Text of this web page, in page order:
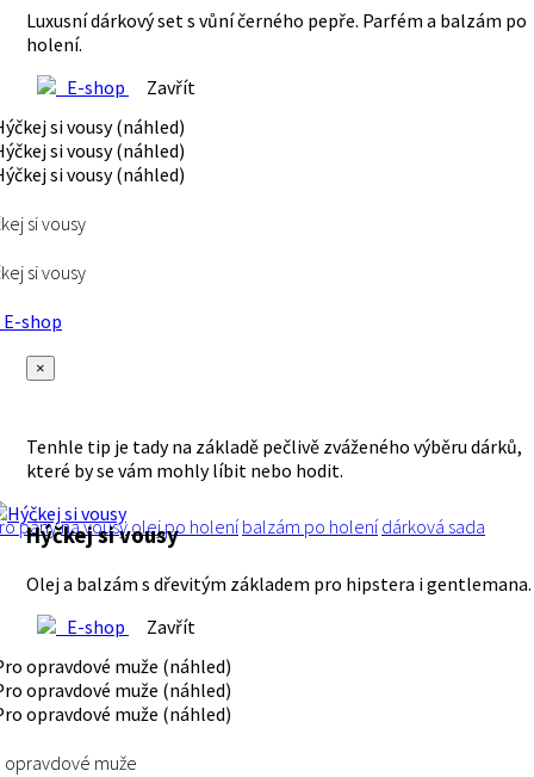
Luxusní dárkový set s vůní černého pepře. Parfém a balzám po
holení.
E-shop
Zavřít
si vousy
si vousy
shop
×
Tenhle tip je tady na základě pečlivě zváženého výběru dárků,
které by se vám mohly líbit nebo hodit.
pányna vousy olej po holení balzám po holení dárková sada
Hýčkej si vousy
Olej a balzám s dřevitým základem pro hipstera i gentlemana.
E-shop
Zavřít
opravdové muže